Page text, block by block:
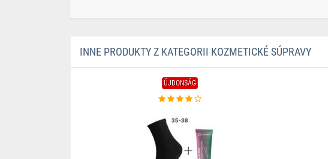
INNE PRODUKTY Z KATEGORII KOZMETICKÉ SÚPRAVY
ÚJDONSÁG